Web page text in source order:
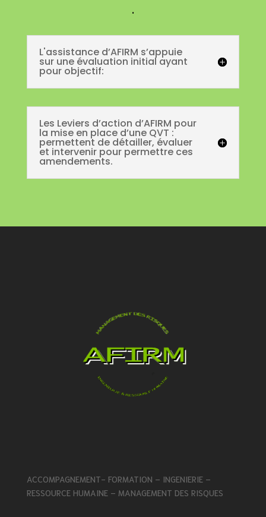
.
L'assistance d’AFIRM s’appuie
sur une évaluation initial ayant
pour objectif:
Les Leviers d’action d’AFIRM pour
la mise en place d’une QVT :
permettent de détailler, évaluer
et intervenir pour permettre ces
amendements.
ACCOMPAGNEMENT- FORMATION – INGENIERIE –
RESSOURCE HUMAINE – MANAGEMENT DES RISQUES